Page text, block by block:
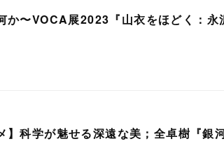
か〜VOCA展2023『山衣をほどく：永
】科学が魅せる深遠な美；全卓樹『銀